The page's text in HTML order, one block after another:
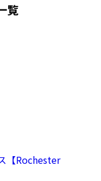
覧
【Rochester